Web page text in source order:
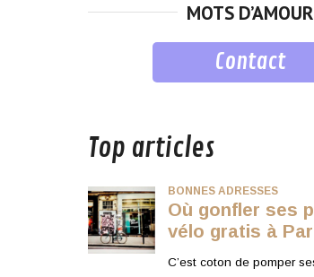
MOTS D’AMOUR
Contact
Top articles